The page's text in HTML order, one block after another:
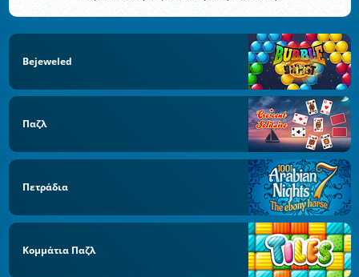
Bejeweled
Παζλ
Πετράδια
Κομμάτια Παζλ